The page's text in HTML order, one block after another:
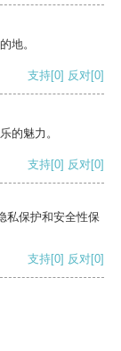
地。
支持[0] 反对[0]
的魅力。
支持[0] 反对[0]
私保护和安全性保
支持[0] 反对[0]